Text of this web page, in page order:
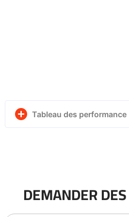
Tableau des performance
DEMANDER